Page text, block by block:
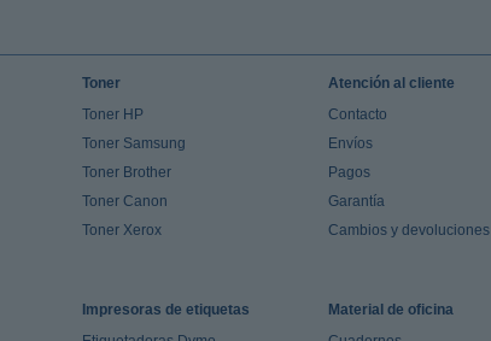
Toner
Toner HP
Toner Samsung
Toner Brother
Toner Canon
Toner Xerox
Atención al cliente
Contacto
Envíos
Pagos
Garantía
Cambios y devoluciones
Impresoras de etiquetas
Material de oficina